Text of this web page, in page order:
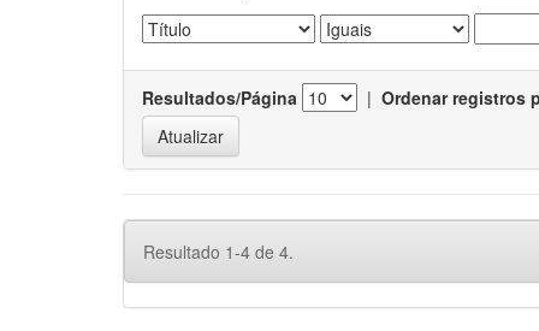
Resultados/Página | Ordenar registros
Resultado 1-4 de 4.